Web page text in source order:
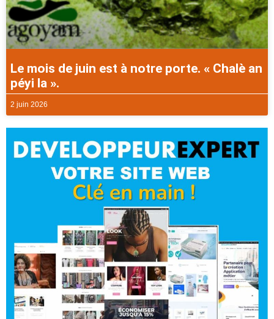
Le mois de juin est à notre porte. « Chalè an
péyi la ».
2 juin 2026